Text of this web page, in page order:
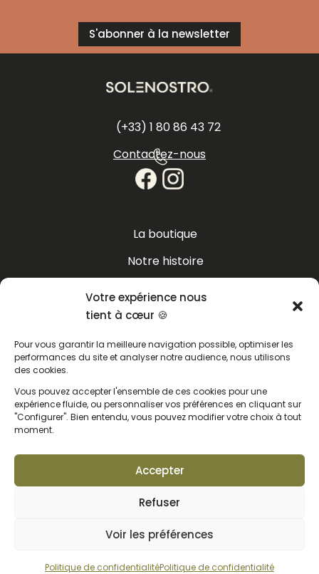
Votre expérience nous
tient à cœur 🍪
Pour vous garantir la meilleure navigation possible, optimiser les
performances du site et analyser notre audience, nous utilisons
des cookies.
Vous pouvez accepter l'ensemble de ces cookies pour une
expérience fluide, ou personnaliser vos préférences en cliquant sur
"Configurer". Bien entendu, vous pouvez modifier votre choix à tout
moment.
Accepter
Refuser
Voir les préférences
Politique de confidentialitéPolitique de confidentialité
S'abonner à la newsletter
(+33) 1 80 86 43 72
Contactez-nous
La boutique
Notre histoire
Recettes
FAQ
Conditions Générales de Vente
Politique de confidentialité
Mentions légales
COMPANY.